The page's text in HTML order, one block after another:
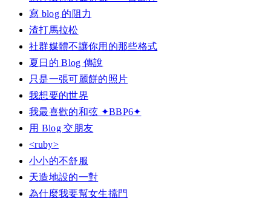
寫 blog 的阻力
渣打馬拉松
社群媒體不讓你用的那些格式
夏日的 Blog 傳說
只是一張可麗餅的照片
我想要的世界
我最喜歡的和弦 ✦BBP6✦
用 Blog 交朋友
<ruby>
小小的不舒服
天造地設的一對
為什麼我要幫女生擋門